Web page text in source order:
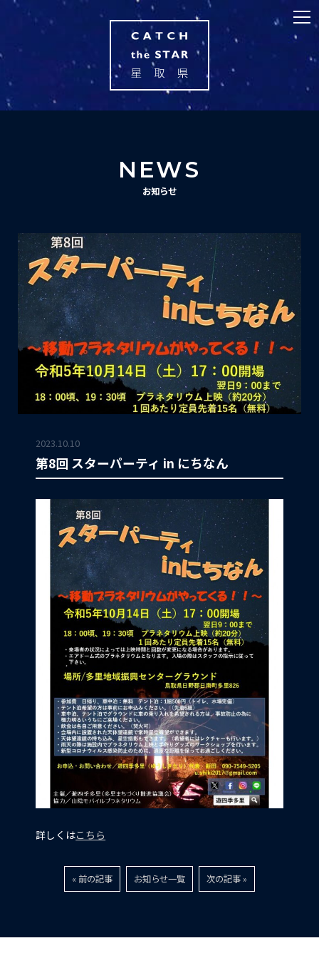
NEWS
お知らせ
2023.10.10
第8回 スターパーティ in にちなん
詳しくはこちら
« 前の記事 お知らせ一覧 次の記事 »